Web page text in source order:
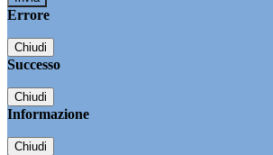
Errore
Chiudi
Successo
Chiudi
Informazione
Chiudi